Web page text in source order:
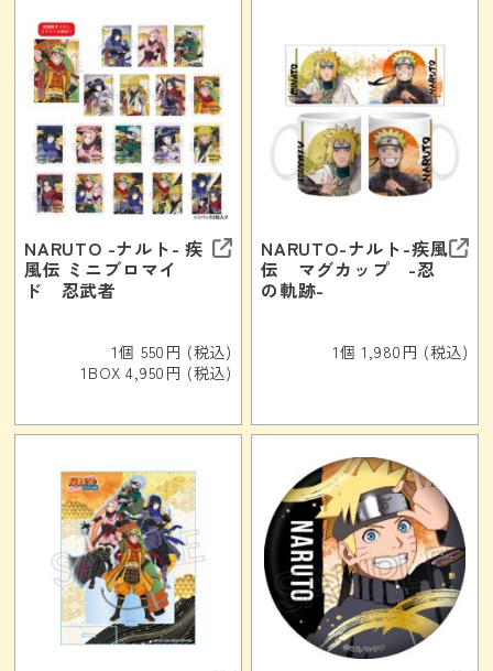
NARUTO -ナルト- 疾
風伝 ミニブロマイ
ド 忍武者
1個 550円 (税込)
1BOX 4,950円 (税込)
NARUTO-ナルト-疾風
伝 マグカップ -忍
の軌跡-
1個 1,980円 (税込)